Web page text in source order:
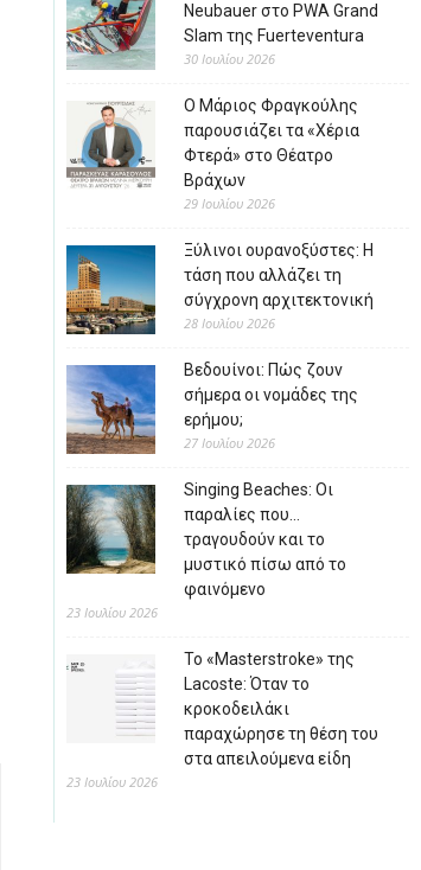
Neubauer στο PWA Grand
Slam της Fuerteventura
30 Ιουλίου 2026
Ο Μάριος Φραγκούλης
παρουσιάζει τα «Χέρια
Φτερά» στο Θέατρο
Βράχων
29 Ιουλίου 2026
Ξύλινοι ουρανοξύστες: Η
τάση που αλλάζει τη
σύγχρονη αρχιτεκτονική
28 Ιουλίου 2026
Βεδουίνοι: Πώς ζουν
σήμερα οι νομάδες της
ερήμου;
27 Ιουλίου 2026
Singing Beaches: Οι
παραλίες που…
τραγουδούν και το
μυστικό πίσω από το
φαινόμενο
23 Ιουλίου 2026
Το «Masterstroke» της
Lacoste: Όταν το
κροκοδειλάκι
παραχώρησε τη θέση του
στα απειλούμενα είδη
23 Ιουλίου 2026